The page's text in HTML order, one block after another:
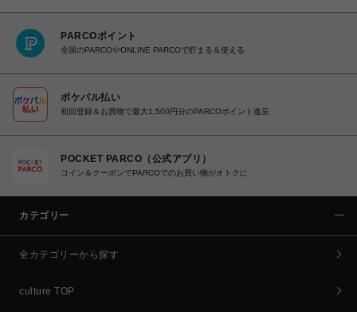
PARCOポイント
全国のPARCOやONLINE PARCOで貯まる＆使える
ポケパル払い
初回登録＆お買物で最大1,500円分のPARCOポイント進呈
POCKET PARCO（公式アプリ）
コイン＆クーポンでPARCOでのお買い物がオトクに
カテゴリー
全カテゴリーから探す
culture TOP